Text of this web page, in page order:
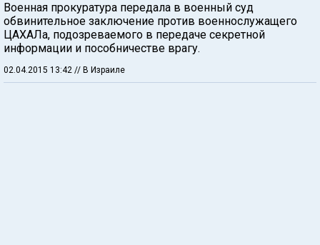
Военная прокуратура передала в военный суд
обвинительное заключение против военнослужащего
ЦАХАЛа, подозреваемого в передаче секретной
информации и пособничестве врагу.
02.04.2015 13:42 // В Израиле